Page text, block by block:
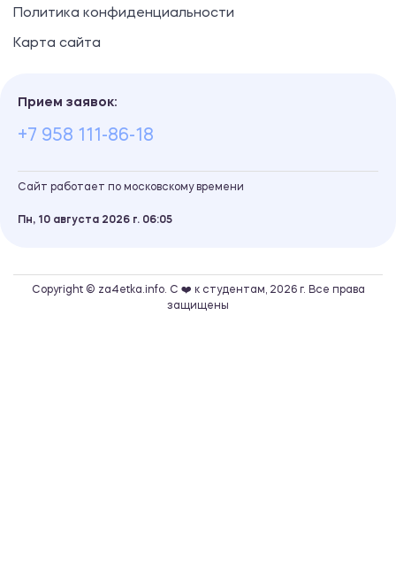
Политика конфиденциальности
Карта сайта
Прием заявок:
+7 958 111-86-18
Сайт работает по московскому времени
Пн, 10 августа 2026 г. 06 05
Copyright © za4etka.info. С ❤️ к студентам, 2026 г. Все права
защищены